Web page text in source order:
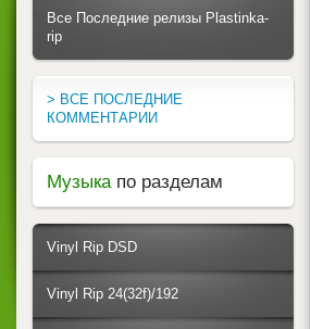
Все Последние релизы Plastinka-
rip
> ВСЕ ПОСЛЕДНИЕ
КОММЕНТАРИИ
Музыка по разделам
Vinyl Rip DSD
Vinyl Rip 24(32f)/192